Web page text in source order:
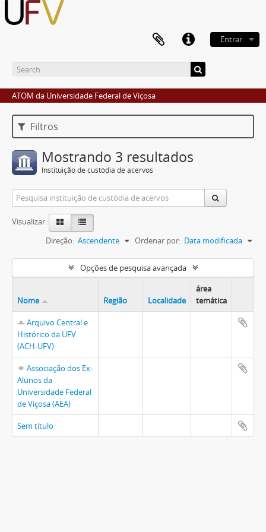
Entrar
ATOM da Universidade Federal de Viçosa
Filtros
Mostrando 3 resultados
Instituição de custódia de acervos
Visualizar:
Ordenar por: Data modificada
Direção: Ascendente
Opções de pesquisa avançada
Nome Região Localidade
área
temática
Arquivo Central e
Histórico da UFV
(ACH-UFV)
Associação dos Ex-
Alunos da
Universidade Federal
de Viçosa (AEA)
Sem título